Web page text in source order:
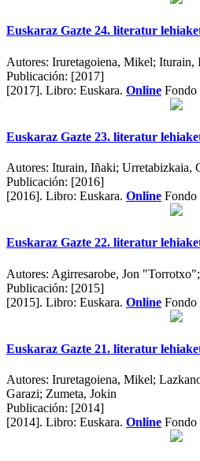
Euskaraz Gazte 24. literatur
Autores: Iruretagoiena, Mikel; Iturain,
Publicación: [2017]
[2017]. Libro: Euskara. Online Fondo
Euskaraz Gazte 23. literatur
Autores: Iturain, Iñaki; Urretabizkaia,
Publicación: [2016]
[2016]. Libro: Euskara. Online Fondo
Euskaraz Gazte 22. literatur
Autores: Agirresarobe, Jon
Publicación: [2015]
[2015]. Libro: Euskara. Online Fondo
Euskaraz Gazte 21. literatur
Autores: Iruretagoiena, Mikel;
Garazi; Zumeta, Jokin
Publicación: [2014]
[2014]. Libro: Euskara. Online Fondo